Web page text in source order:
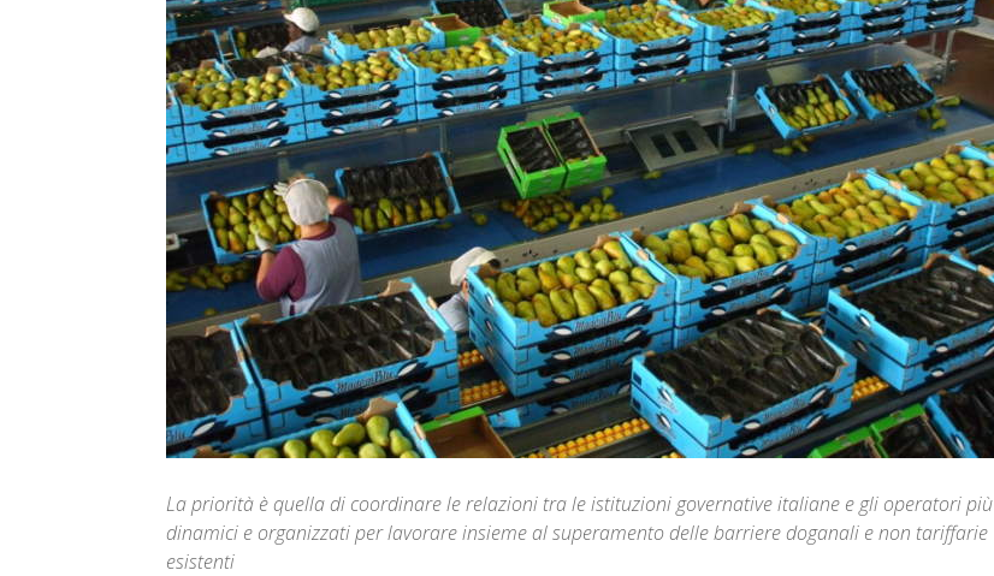
La priorità è quella di coordinare le relazioni tra le istituzioni governative italiane e gli operatori più
dinamici e organizzati per lavorare insieme al superamento delle barriere doganali e non tariffarie
esistenti